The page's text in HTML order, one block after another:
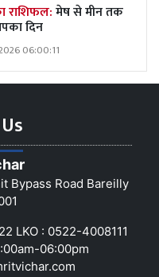
राशिफल:मेष से मीन तक
दिन
06:00:11
Bypass Road Bareilly
LKO : 0522-4008111
06:00pm